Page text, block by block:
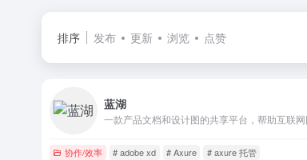
排序 发布 更新 浏览 点赞
蓝湖
协作/效率 # adobe xd # Axure # axure 托管